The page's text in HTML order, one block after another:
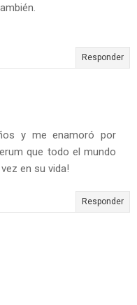
Responder
y me enamoró por
que todo el mundo
en su vida!
Responder